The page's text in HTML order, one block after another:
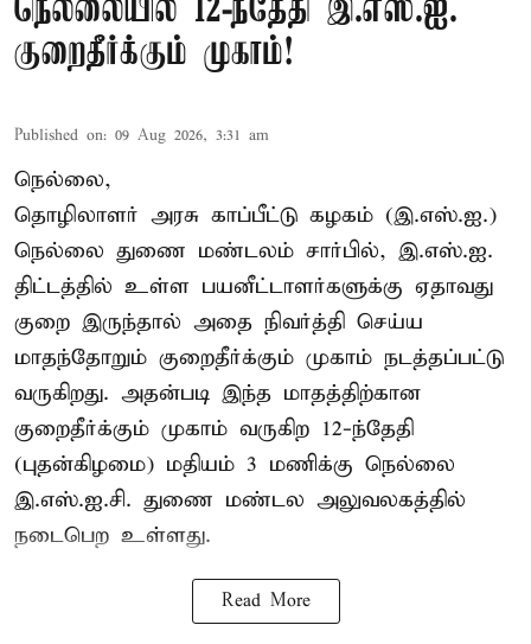
நெல்லையில் 12-ந்தேதி இ.எஸ்.ஐ.
குறைதீர்க்கும் முகாம்!
Published on: 09 Aug 2026, 3:31 am
நெல்லை,
தொழிலாளர் அரசு காப்பீட்டு கழகம் (இ.எஸ்.ஐ.)
நெல்லை துணை மண்டலம் சார்பில், இ.எஸ்.ஐ.
திட்டத்தில் உள்ள பயனீட்டாளர்களுக்கு ஏதாவது
குறை இருந்தால் அதை நிவர்த்தி செய்ய
மாதந்தோறும் குறைதீர்க்கும் முகாம் நடத்தப்பட்டு
வருகிறது. அதன்படி இந்த மாதத்திற்கான
குறைதீர்க்கும் முகாம் வருகிற 12-ந்தேதி
(புதன்கிழமை) மதியம் 3 மணிக்கு நெல்லை
இ.எஸ்.ஐ.சி. துணை மண்டல அலுவலகத்தில்
நடைபெற உள்ளது.
Read More